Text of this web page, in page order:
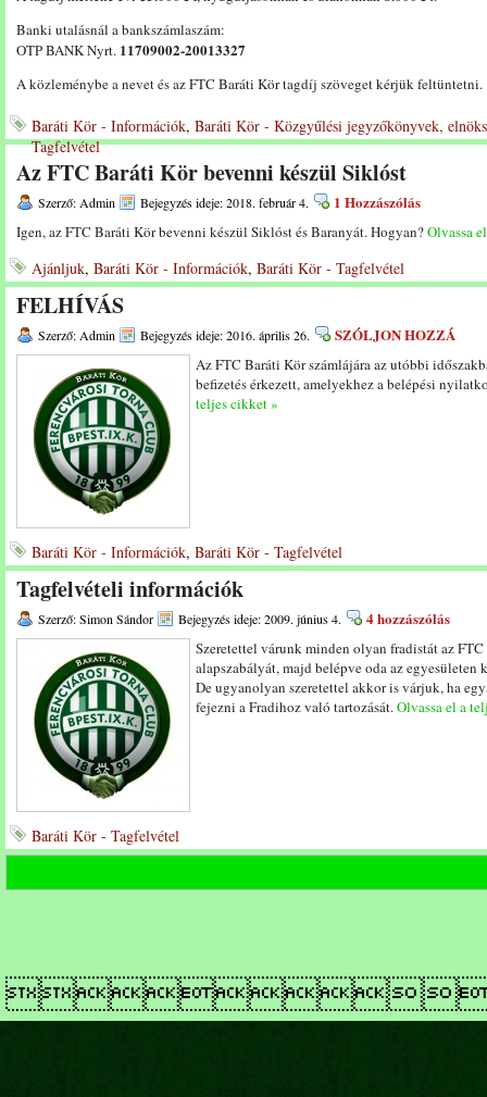
Banki utalásnál a bankszámlaszám:
OTP BANK Nyrt. 11709002-20013327
A közleménybe a nevet és az FTC Baráti Kör tagdíj szöveget kérjük feltüntetni.
Baráti Kör - Információk, Baráti Kör - Közgyűlési jegyzőkönyvek,
Tagfelvétel
Az FTC Baráti Kör bevenni készül Siklóst
Szerző: Admin Bejegyzés ideje: 2018. február 4. 1 Hozzászólás
Igen, az FTC Baráti Kör bevenni készül Siklóst és Baranyát. Hogyan?Olvassa
Ajánljuk, Baráti Kör - Információk, Baráti Kör - Tagfelvétel
FELHÍVÁS
Szerző: Admin Bejegyzés ideje: 2016. április 26. SZÓLJON HOZZÁ
Az FTC Baráti Kör számlájára az utóbbi
befizetés érkezett, amelyekhez a belépési
teljes cikket »
Baráti Kör - Információk, Baráti Kör - Tagfelvétel
Tagfelvételi információk
Szerző: Simon Sándor Bejegyzés ideje: 2009. június 4. 4 hozzászólás
Szeretettel várunk minden olyan fradistát az
alapszabályát, majd belépve oda az
De ugyanolyan szeretettel akkor is várjuk, ha
fejezni a Fradihoz való tartozását.Olvassa el a
Baráti Kör - Tagfelvétel